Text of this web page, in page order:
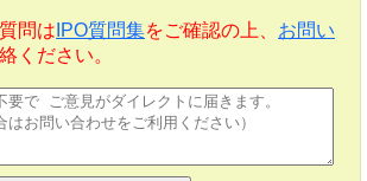
問は IPO質問集をご確認の上、 お問い
ください。